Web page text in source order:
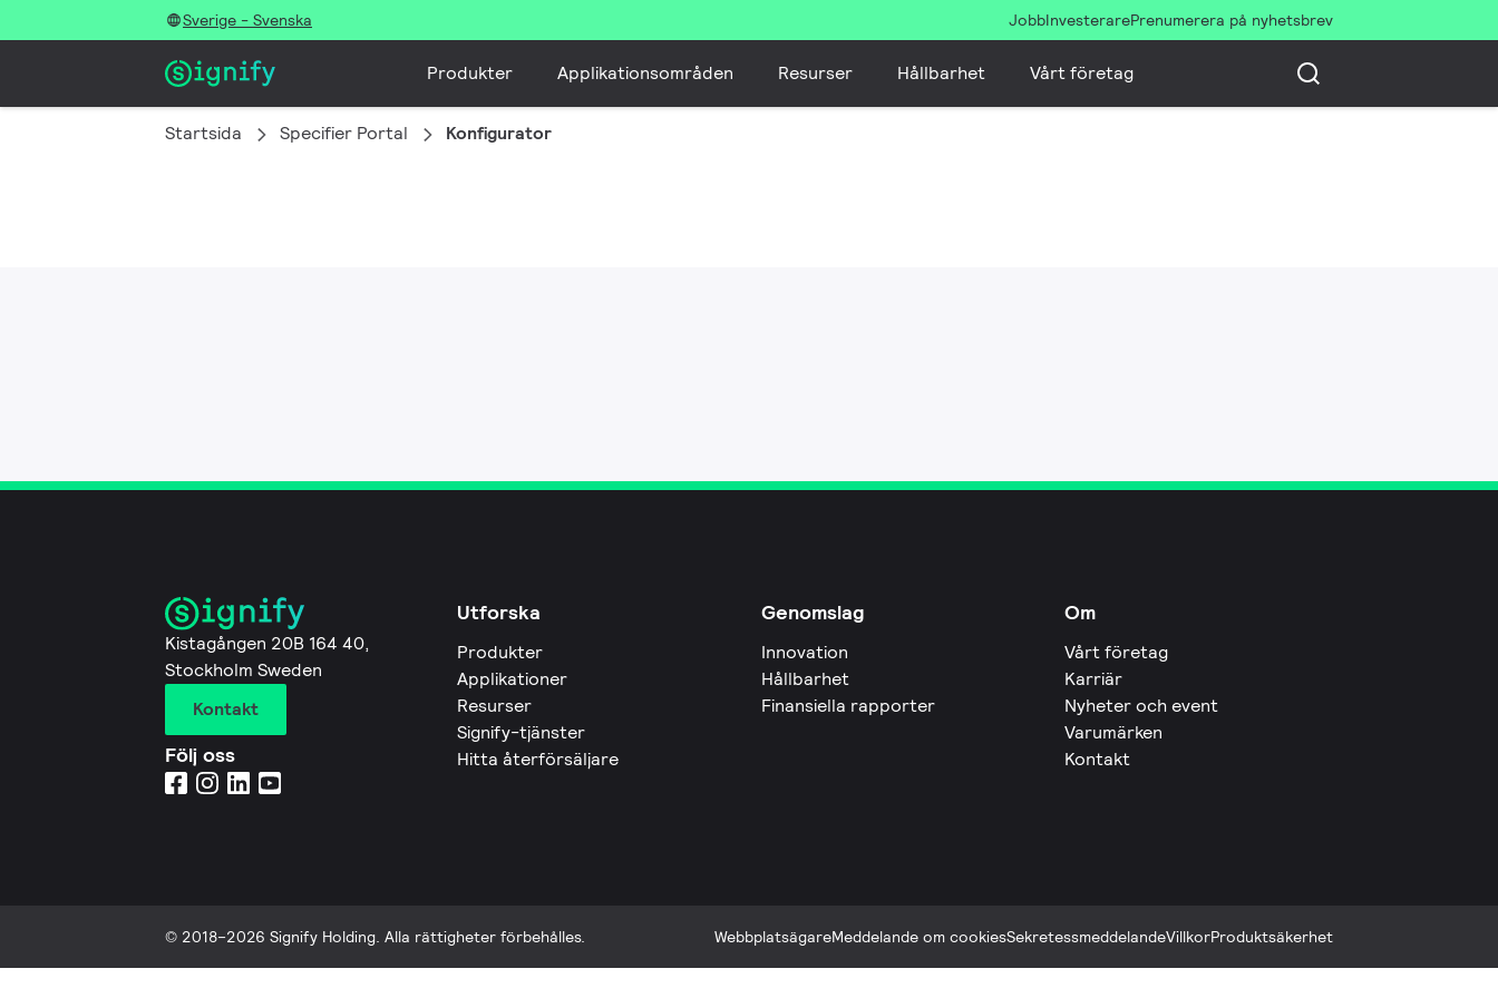
Sverige - Svenska JobbInvesterarePrenumerera på nyhetsbrev
Produkter Applikationsområden Resurser Hållbarhet Vårt företag
Startsida Specifier Portal Konfigurator
Kistagången 20B 164 40,
Stockholm Sweden
Kontakt
Följ oss
Utforska
Produkter
Applikationer
Resurser
Signify-tjänster
Hitta återförsäljare
Genomslag
Innovation
Hållbarhet
Finansiella rapporter
Om
Vårt företag
Karriär
Nyheter och event
Varumärken
Kontakt
© 2018–2026 Signify Holding. Alla rättigheter förbehålles. WebbplatsägareMeddelande om cookiesSekretessmeddelandeVillkorProduktsäkerhet